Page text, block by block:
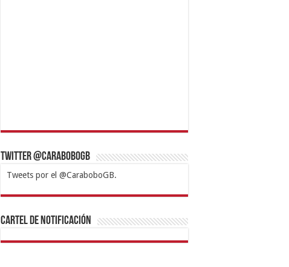
Twitter @CaraboboGB
Tweets por el @CaraboboGB.
1xbetBetturkeyBetistKralbetSupertotobetTipobet
https://mvbcasino.com/
Cartel de Notificación